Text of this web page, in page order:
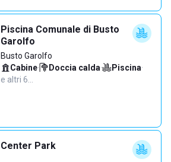
Piscina Comunale di Busto
Garolfo
Busto Garolfo
Cabine· Doccia calda· Piscina·
e altri 6…
Center Park